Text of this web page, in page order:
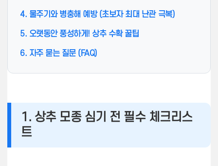
4. 물주기와 병충해 예방 (초보자 최대 난관 극복)
5. 오랫동안 풍성하게! 상추 수확 꿀팁
6. 자주 묻는 질문 (FAQ)
1. 상추 모종 심기 전 필수 체크리스
트